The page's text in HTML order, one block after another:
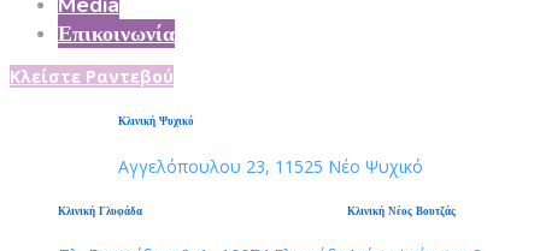
Επικοινωνία
Κλείστε Ραντεβού
Κλινική Ψυχικό
Αγγελόπουλου 23, 11525 Νέο Ψυχικό
Κλινική Γλυφάδα Κλινική Νέος Βουτζάς